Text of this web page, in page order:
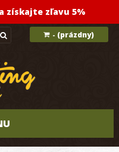
získajte zľavu 5%
- (prázdny)